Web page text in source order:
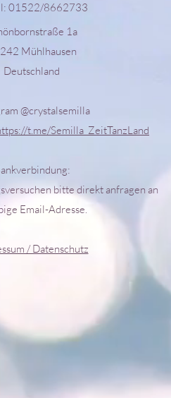
01522/8662733
1a
Mühlhausen
Deutschland
@crystalsemilla
t.me/Semilla_ZeitTanzLand
bitte direkt anfragen an
Email-Adresse.
/ Datenschutz